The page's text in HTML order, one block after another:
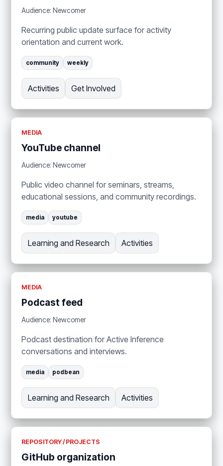
Audience: Newcomer
Recurring public update surface for activity
orientation and current work.
community weekly
Activities Get Involved
MEDIA
YouTube channel
Audience: Newcomer
Public video channel for seminars, streams,
educational sessions, and community recordings.
media youtube
Learning and Research Activities
MEDIA
Podcast feed
Audience: Newcomer
Podcast destination for Active Inference
conversations and interviews.
media podbean
Learning and Research Activities
REPOSITORY / PROJECTS
GitHub organization